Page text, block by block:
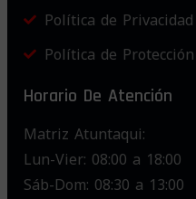
Política de Privacidad
Política de
Horario De Atención
Matriz Atuntaqui:
Lun-Vier: 08:00 a 18:00
Sáb-Dom: 08:30 a 13:00